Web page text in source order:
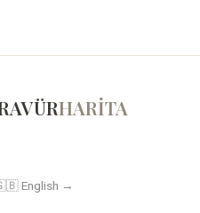
HARİTA
English →